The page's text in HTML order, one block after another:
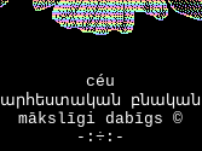
céu
արհեստական բնական
mākslīgi dabīgs ©
-:÷:-